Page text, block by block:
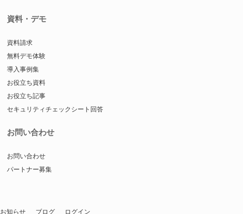
資料・デモ
資料請求
無料デモ体験
導入事例集
お役立ち資料
お役立ち記事
セキュリティチェックシート回答
お問い合わせ
お問い合わせ
パートナー募集
お知らせ ブログ ログイン